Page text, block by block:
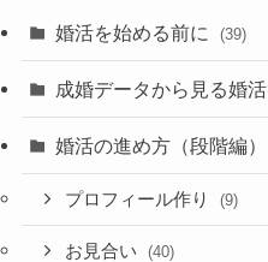
婚活を始める前に (39)
成婚データから見る婚活
婚活の進め方（段階編）
プロフィール作り (9)
お見合い (40)